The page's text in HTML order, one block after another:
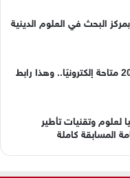
البحث في العلوم الدينية
فواتير كراء سكنات عدل لشهر جويلية 2026 متاحة إلكترونيًا.. وهذا رابط
لعلوم وتقنيات تأطير